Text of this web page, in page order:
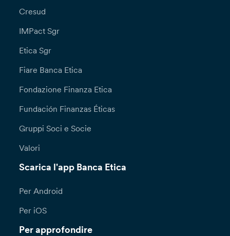
Cresud
IMPact Sgr
Etica Sgr
Fiare Banca Etica
Fondazione Finanza Etica
Fundación Finanzas Éticas
Gruppi Soci e Socie
Valori
Scarica l'app Banca Etica
Per Android
Per iOS
Per approfondire